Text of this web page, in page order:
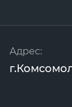
Адрес: